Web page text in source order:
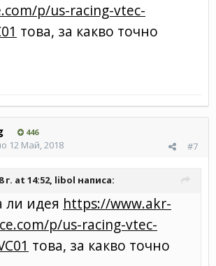
p/us-racing-vtec-
това, за какво точно
446
#7
12 Май, 2018
г. at 14:52, libol написа:
ли идея https://www.akr-
p/us-racing-vtec-
това, за какво точно